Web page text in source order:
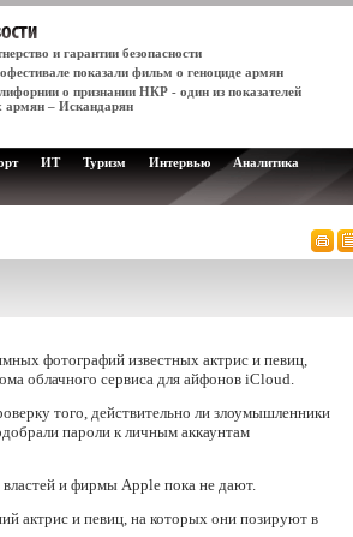
и гарантии безопасности
показали фильм о геноциде армян
о признании НКР - один из показателей
армян – Искандарян
ИТ Туризм Интервью
Аналитика
фотографий известных актрис и певиц,
облачного сервиса для айфонов iCloud.
того, действительно ли злоумышленники
пароли к личным аккаунтам
и фирмы Apple пока не дают.
актрис и певиц, на которых они позируют в